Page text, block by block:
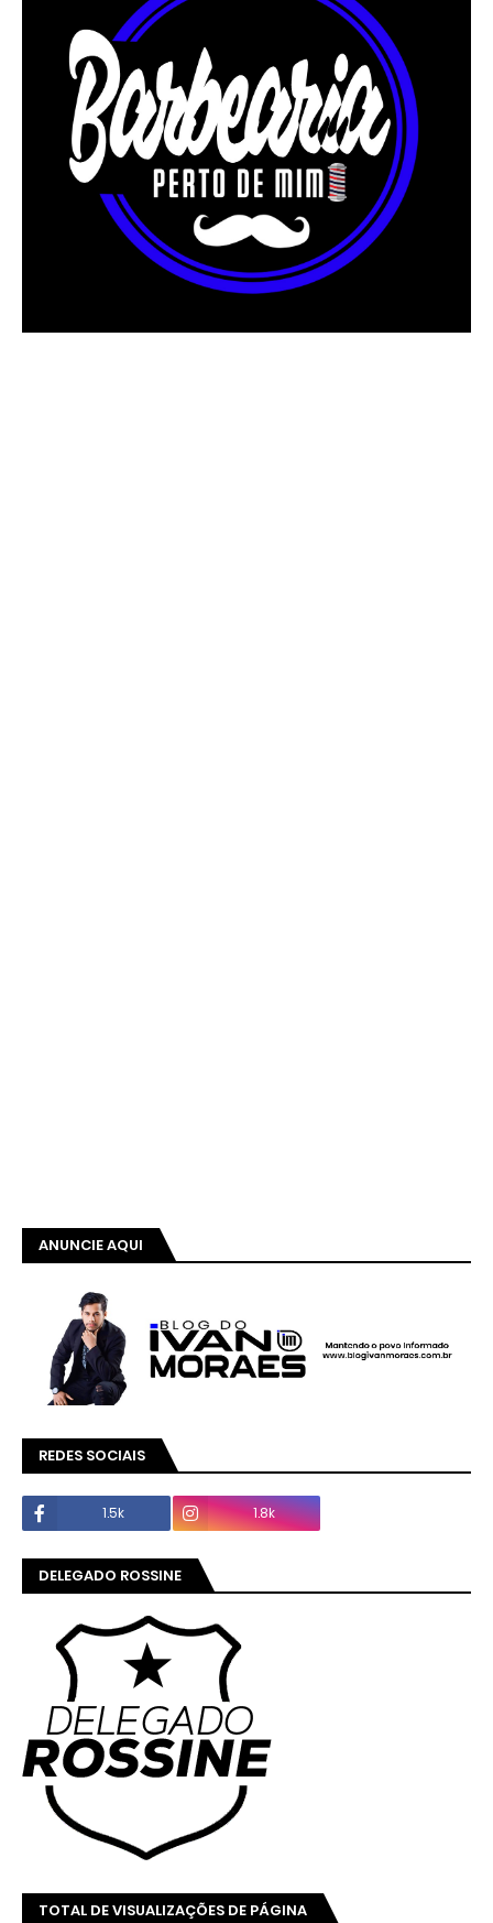
ANUNCIE AQUI
REDES SOCIAIS
1.5k 1.8k
DELEGADO ROSSINE
TOTAL DE VISUALIZAÇÕES DE PÁGINA